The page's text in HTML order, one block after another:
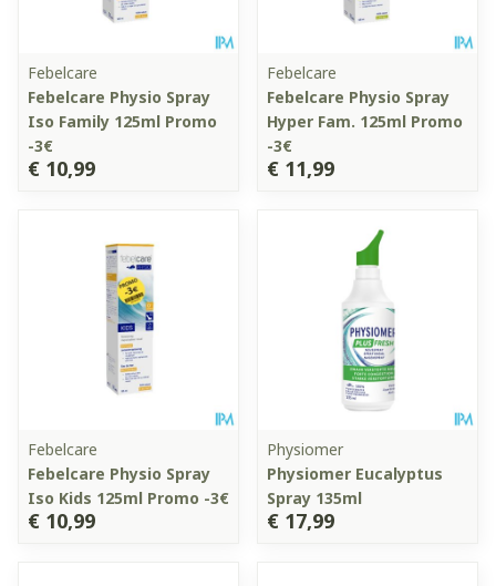
Febelcare
Febelcare Physio Spray
Iso Family 125ml Promo
-3€
€ 10,99
Febelcare
Febelcare Physio Spray
Hyper Fam. 125ml Promo
-3€
€ 11,99
Febelcare
Febelcare Physio Spray
Iso Kids 125ml Promo -3€
€ 10,99
Physiomer
Physiomer Eucalyptus
Spray 135ml
€ 17,99